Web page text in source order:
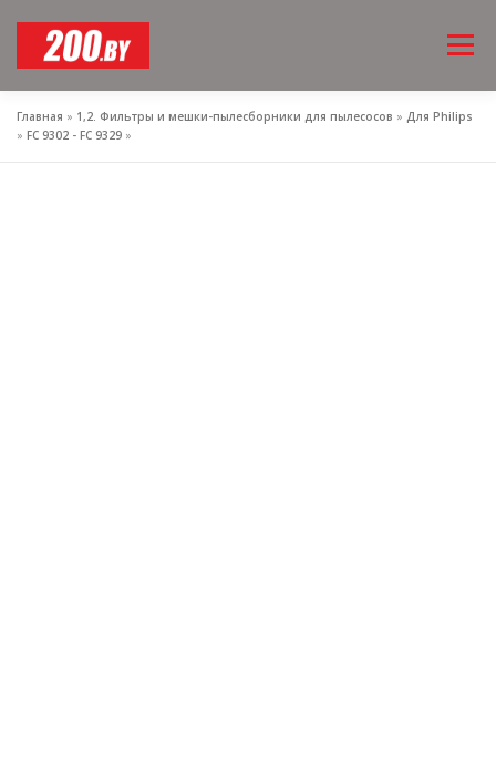
содержимому
Главная » 1,2. Фильтры и мешки-пылесборники для пылесосов » Для Philips
» FC 9302 - FC 9329 »